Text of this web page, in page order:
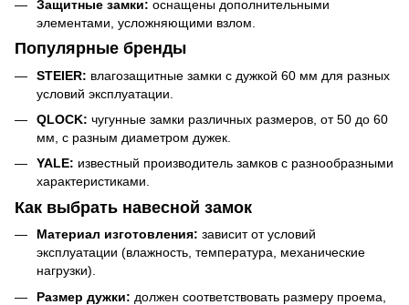
Защитные замки: оснащены дополнительными
элементами, усложняющими взлом.
Популярные бренды
STEIER: влагозащитные замки с дужкой 60 мм для разных
условий эксплуатации.
QLOCK: чугунные замки различных размеров, от 50 до 60
мм, с разным диаметром дужек.
YALE: известный производитель замков с разнообразными
характеристиками.
Как выбрать навесной замок
Материал изготовления: зависит от условий
эксплуатации (влажность, температура, механические
нагрузки).
Размер дужки: должен соответствовать размеру проема,